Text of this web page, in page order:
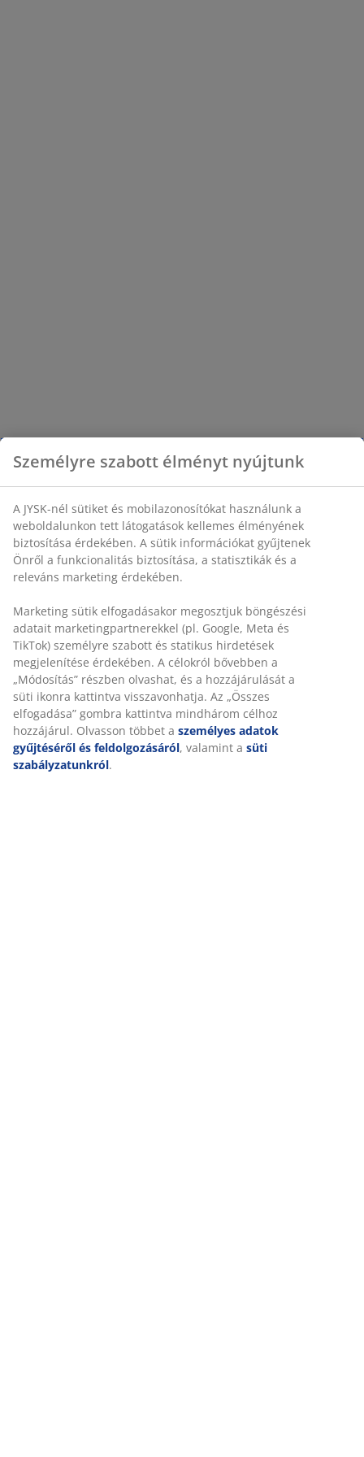
Személyre szabott élményt nyújtunk
A JYSK-nél sütiket és mobilazonosítókat használunk a
weboldalunkon tett látogatások kellemes élményének
biztosítása érdekében. A sütik információkat gyűjtenek
Önről a funkcionalitás biztosítása, a statisztikák és a
releváns marketing érdekében.
Marketing sütik elfogadásakor megosztjuk böngészési
adatait marketingpartnerekkel (pl. Google, Meta és
TikTok) személyre szabott és statikus hirdetések
megjelenítése érdekében. A célokról bővebben a
„Módosítás” részben olvashat, és a hozzájárulását a
süti ikonra kattintva visszavonhatja. Az „Összes
elfogadása” gombra kattintva mindhárom célhoz
hozzájárul. Olvasson többet a személyes adatok
gyűjtéséről és feldolgozásáról, valamint a süti
szabályzatunkról.